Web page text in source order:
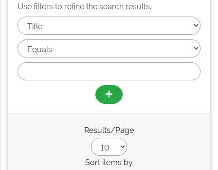
Use filters to refine the search results.
Results/Page
Sort items by